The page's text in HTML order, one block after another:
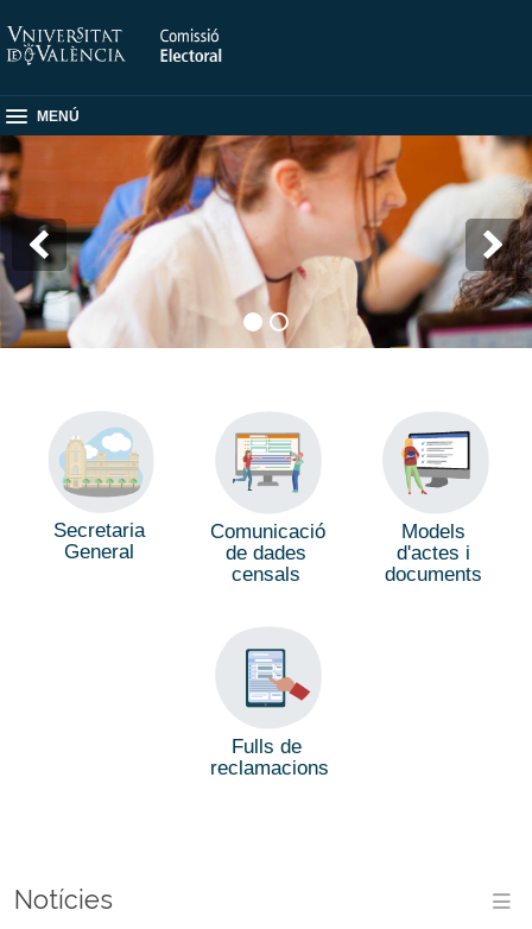
MENÚ
Secretaria
General
Comunicació
de dades
censals
Models
d'actes i
documents
Fulls de
reclamacions
Notícies